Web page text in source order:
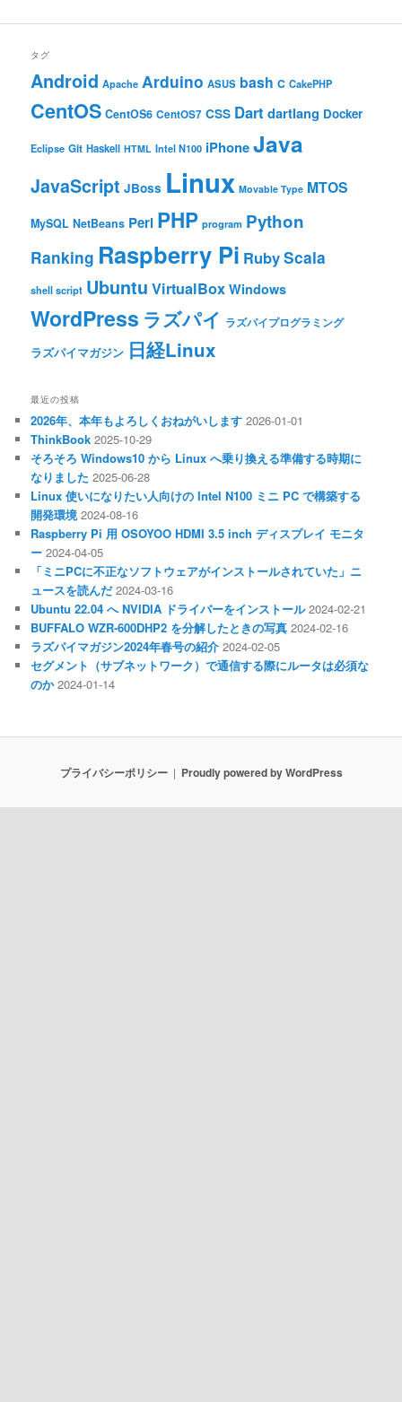
タグ
Android Apache Arduino ASUS bash C CakePHP
CentOS CentOS6 CentOS7 CSS Dart dartlang Docker
Eclipse Git Haskell HTML Intel N100 iPhoneJava
JavaScript JBoss Linux Movable Type MTOS
MySQL NetBeans Perl PHP program Python
Ranking Raspberry Pi RubyScala
shell script Ubuntu VirtualBox Windows
WordPress ラズパイ ラズパイプログラミング
ラズパイマガジン 日経Linux
最近の投稿
2026年、本年もよろしくおねがいします 2026-01-01
ThinkBook 2025-10-29
そろそろ Windows10 から Linux へ乗り換える準備する時期に
なりました 2025-06-28
Linux 使いになりたい人向けの Intel N100 ミニ PC で構築する
開発環境 2024-08-16
Raspberry Pi 用 OSOYOO HDMI 3.5 inch ディスプレイ モニタ
ー 2024-04-05
「ミニPCに不正なソフトウェアがインストールされていた」ニ
ュースを読んだ 2024-03-16
Ubuntu 22.04 へ NVIDIA ドライバーをインストール 2024-02-21
BUFFALO WZR-600DHP2 を分解したときの写真 2024-02-16
ラズパイマガジン2024年春号の紹介 2024-02-05
セグメント（サブネットワーク）で通信する際にルータは必須な
のか 2024-01-14
プライバシーポリシー Proudly powered by WordPress